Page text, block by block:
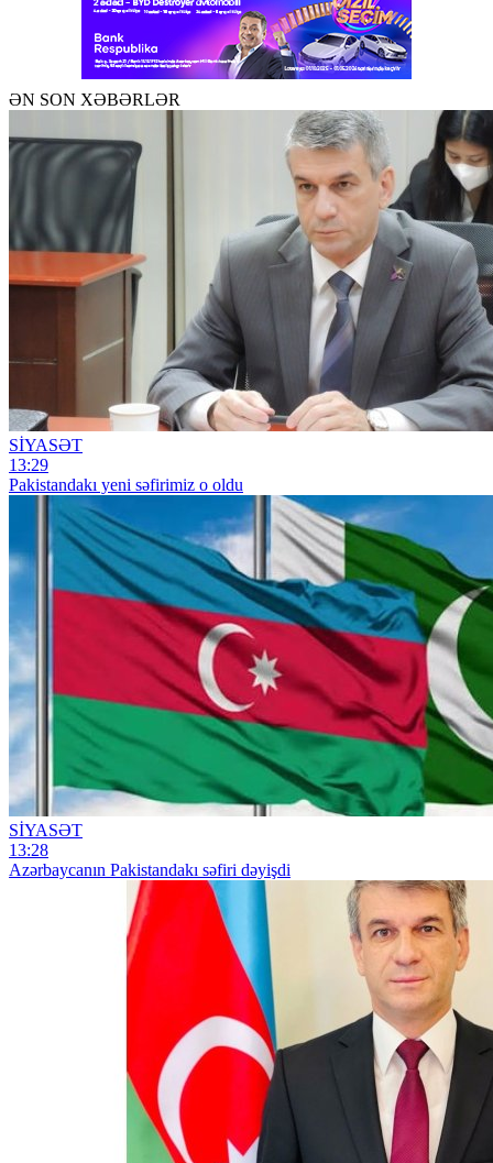
ƏN SON XƏBƏRLƏR
SİYASƏT
13:29
Pakistandakı yeni səfirimiz o oldu
SİYASƏT
13:28
Azərbaycanın Pakistandakı səfiri dəyişdi